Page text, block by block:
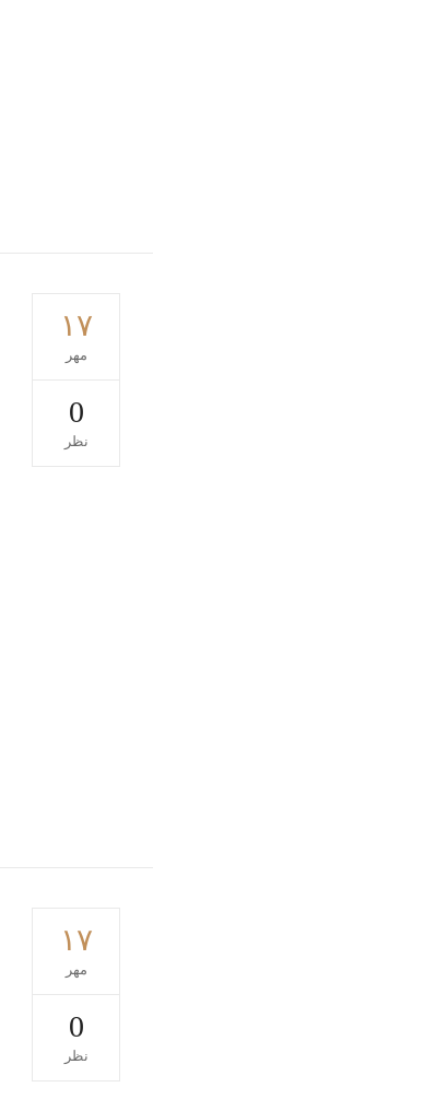
۱۷
مهر
0
نظر
۱۷
مهر
0
نظر